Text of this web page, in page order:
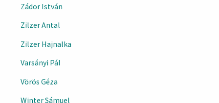
Zádor István
Zilzer Antal
Zilzer Hajnalka
Varsányi Pál
Vörös Géza
Winter Sámuel